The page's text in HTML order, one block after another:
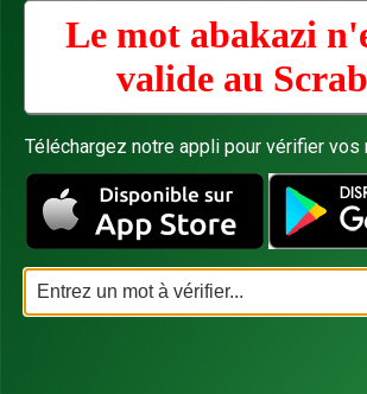
Le mot abakazi
valide au
Téléchargez notre appli pour vérifier vos